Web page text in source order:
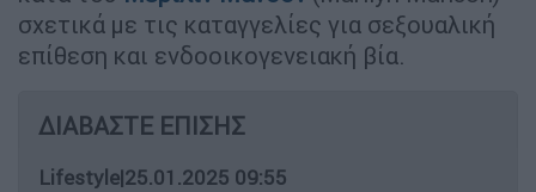
σχετικά με τις καταγγελίες για σεξουαλική
επίθεση και ενδοοικογενειακή βία.
ΔΙΑΒΑΣΤΕ ΕΠΙΣΗΣ
Lifestyle|25.01.2025 09:55